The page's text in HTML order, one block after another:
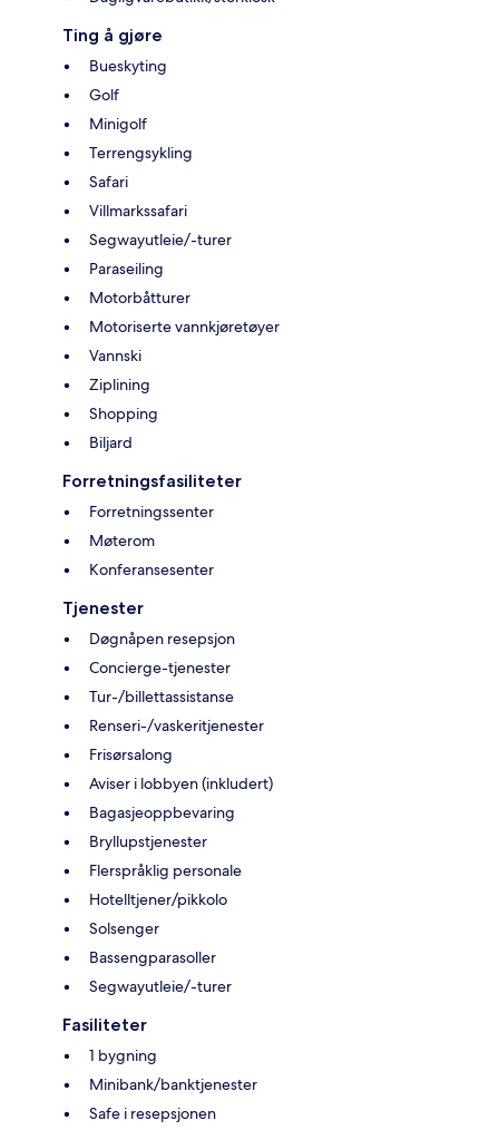
Ting å gjøre
Bueskyting
Golf
Minigolf
Terrengsykling
Safari
Villmarkssafari
Segwayutleie/-turer
Paraseiling
Motorbåtturer
Motoriserte vannkjøretøyer
Vannski
Ziplining
Shopping
Biljard
Forretningsfasiliteter
Forretningssenter
Møterom
Konferansesenter
Tjenester
Døgnåpen resepsjon
Concierge-tjenester
Tur-/billettassistanse
Renseri-/vaskeritjenester
Frisørsalong
Aviser i lobbyen (inkludert)
Bagasjeoppbevaring
Bryllupstjenester
Flerspråklig personale
Hotelltjener/pikkolo
Solsenger
Bassengparasoller
Segwayutleie/-turer
Fasiliteter
1 bygning
Minibank/banktjenester
Safe i resepsjonen